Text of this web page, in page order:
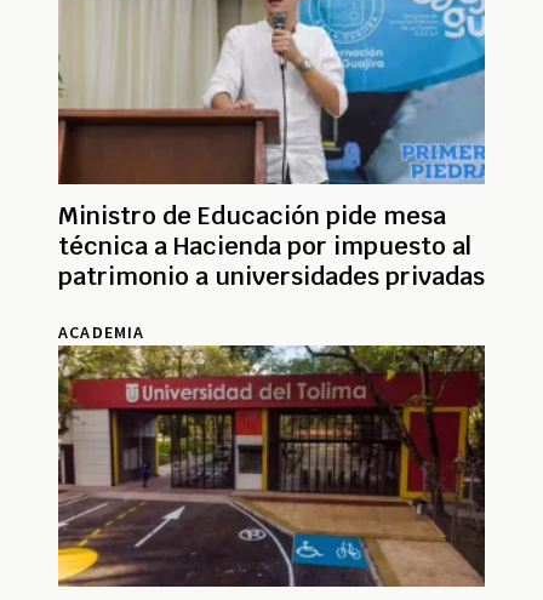
Ministro de Educación pide mesa
técnica a Hacienda por impuesto al
patrimonio a universidades privadas
ACADEMIA